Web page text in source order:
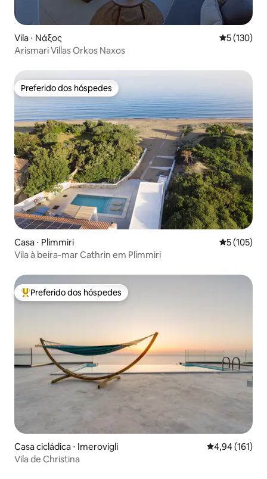
Vila ⋅ Νάξος 5 de uma
5 (130)
Arismari Villas Orkos Naxos
Preferido dos hóspedes
Preferido dos hóspedes
Casa ⋅ Plimmiri 5 de uma
5 (105)
Vila à beira-mar Cathrin em Plimmiri
Entre os melhores preferidos dos hóspedes
Preferido dos hóspedes
Casa cicládica ⋅ Imerovigli 4,94 de uma
4,94 (161)
Vila de Christina